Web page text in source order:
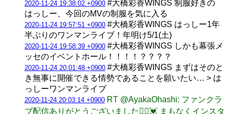
2020-11-24 19:38:02 +0900 #大橋彩香WINGS 制服好きの
はっしー、今回のMVの制服を気に入る
2020-11-24 19:57:51 +0900 #大橋彩香WINGS はっしー1年
半ぶりのワンマンライブ！年明け5/1(土)
2020-11-24 19:58:39 +0900 #大橋彩香WINGS しかも幕張メ
ッセのイベントホール！！！！？？？？
2020-11-24 20:01:48 +0900 #大橋彩香WINGS まずはそのと
き無事に開催できる情勢であることを願いたい… > は
っしーワンマンライブ
2020-11-24 20:03:14 +0900 RT @AyakaOhashi: ファンクラ
ブ配信ありがとうございました🙋‍♀️💓 まもなくインスタ